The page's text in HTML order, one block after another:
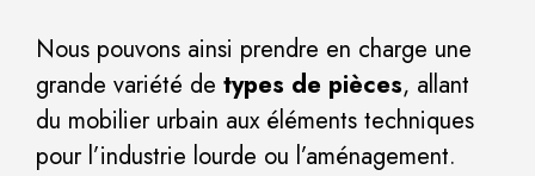
Nous pouvons ainsi prendre en charge une
grande variété de types de pièces, allant
du mobilier urbain aux éléments techniques
pour l’industrie lourde ou l’aménagement.